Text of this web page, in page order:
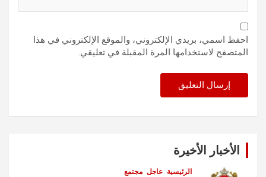
احفظ اسمي، بريدي الإلكتروني، والموقع الإلكتروني في هذا
المتصفح لاستخدامها المرة المقبلة في تعليقي.
الأخبار الأخيرة
الرئيسية عاجل مجتمع